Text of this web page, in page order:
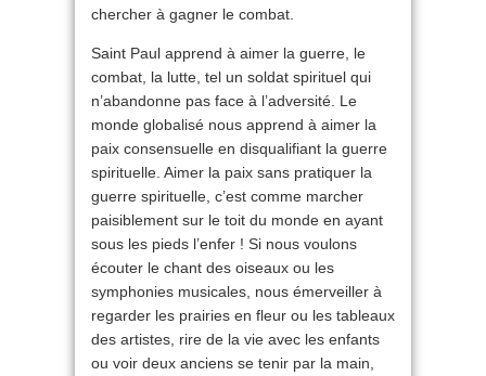
chercher à gagner le combat.
Saint Paul apprend à aimer la guerre, le
combat, la lutte, tel un soldat spirituel qui
n’abandonne pas face à l’adversité. Le
monde globalisé nous apprend à aimer la
paix consensuelle en disqualifiant la guerre
spirituelle. Aimer la paix sans pratiquer la
guerre spirituelle, c’est comme marcher
paisiblement sur le toit du monde en ayant
sous les pieds l’enfer ! Si nous voulons
écouter le chant des oiseaux ou les
symphonies musicales, nous émerveiller à
regarder les prairies en fleur ou les tableaux
des artistes, rire de la vie avec les enfants
ou voir deux anciens se tenir par la main,